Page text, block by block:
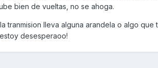
bien de vueltas, no se ahoga.
tranmision lleva alguna arandela o algo que
desesperaoo!‎